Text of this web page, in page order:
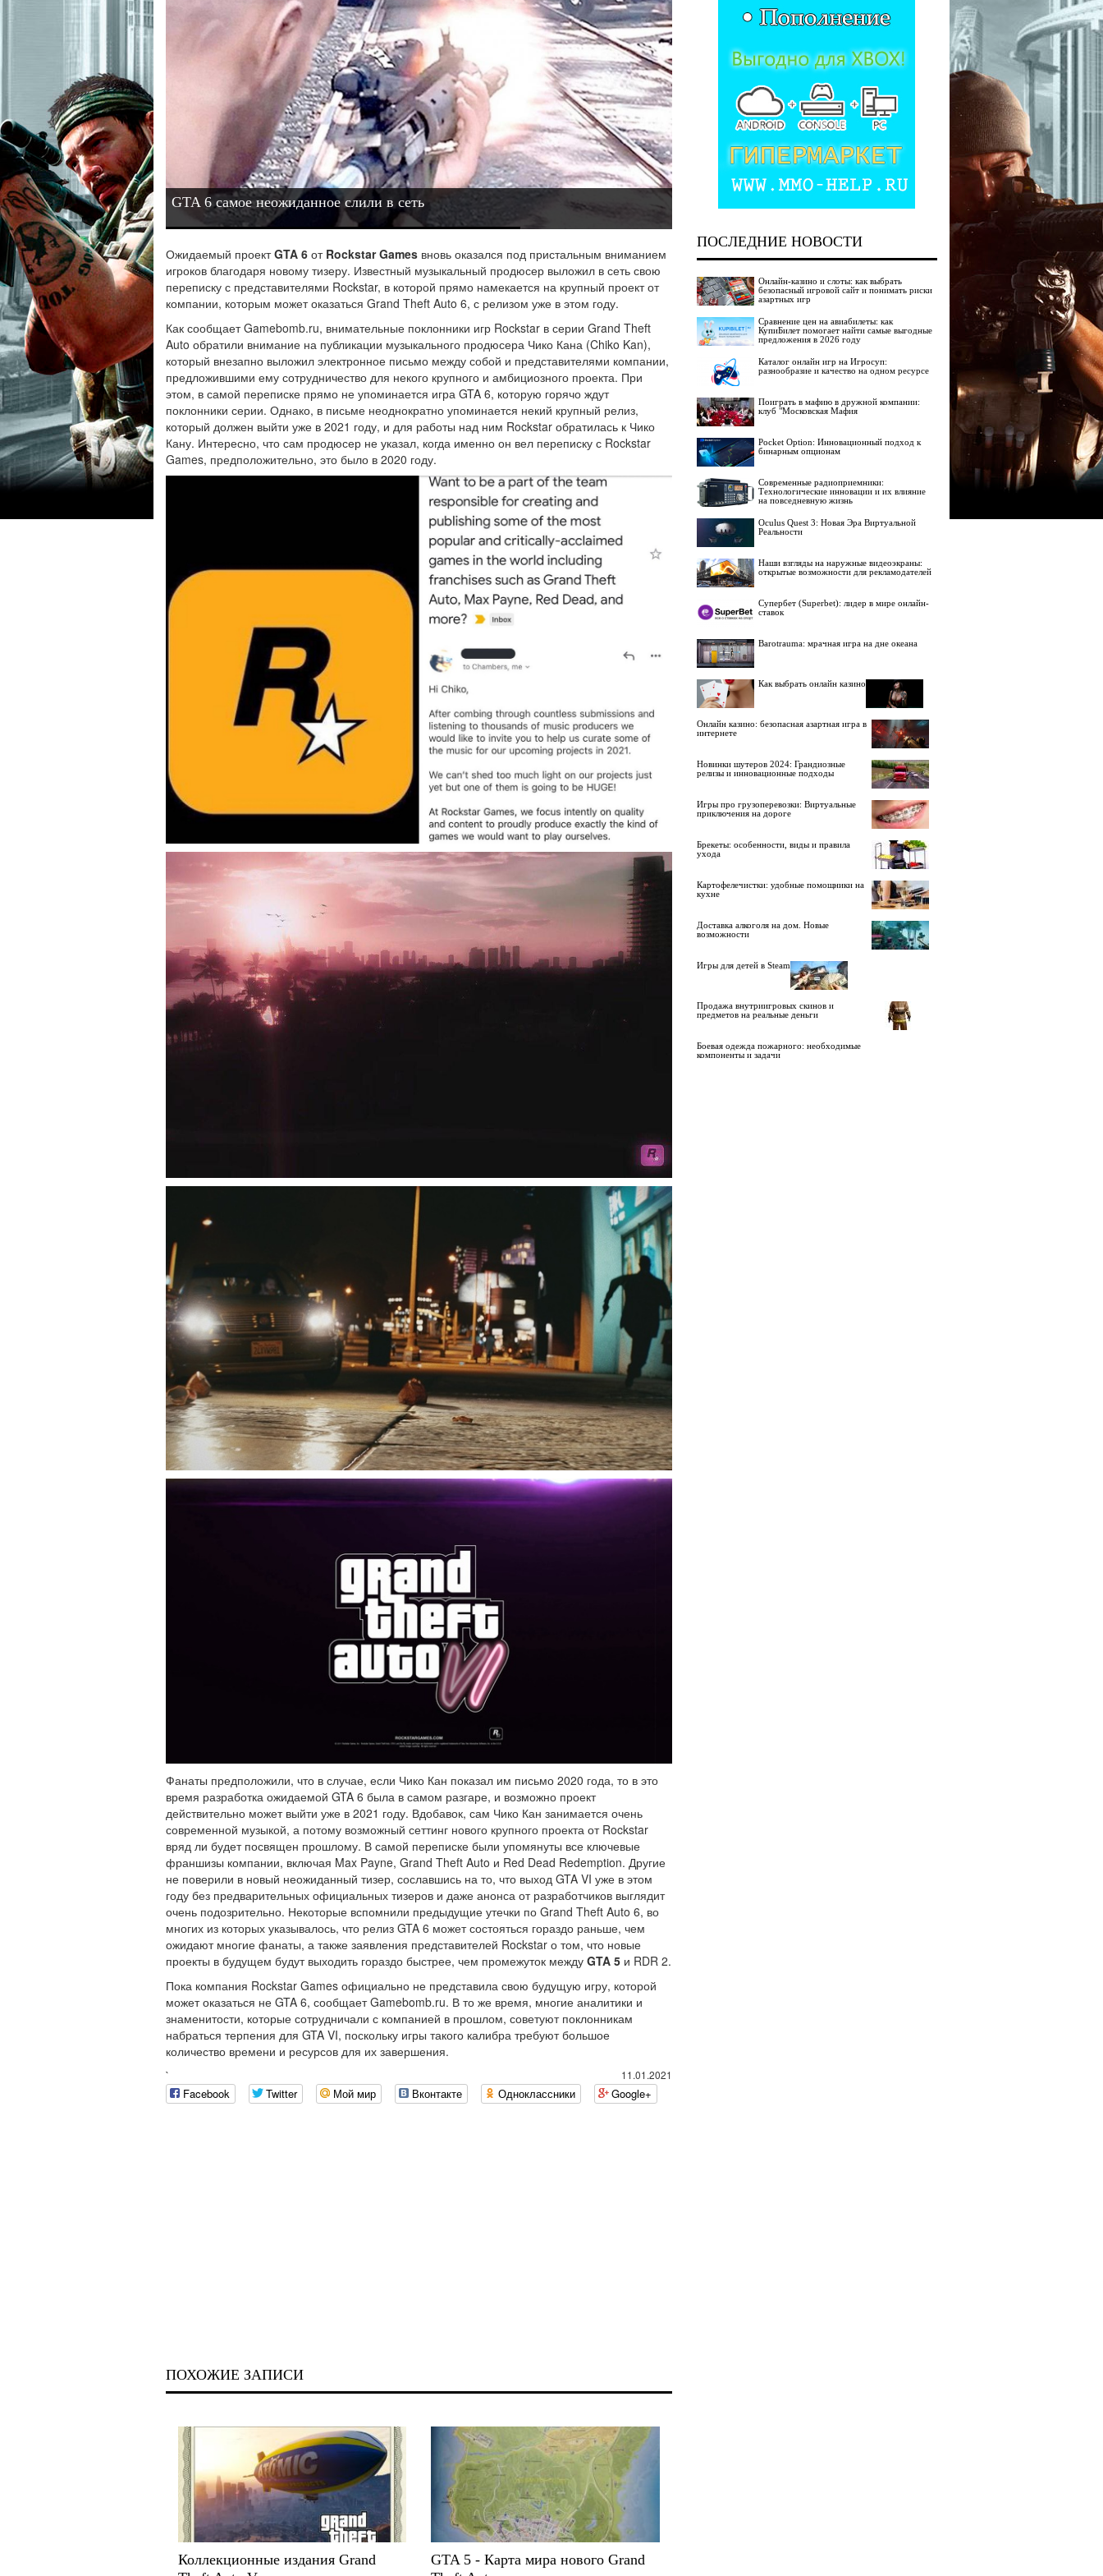
GTA 6 самое неожиданное слили в сеть
Ожидаемый проектGTA 6 от Rockstar Games вновь оказался под пристальным вниманием
игроков благодаря новому тизеру. Известный музыкальный продюсер выложил в сеть свою
переписку с представителями Rockstar, в которой прямо намекается на крупный проект от
компании, которым может оказаться Grand Theft Auto 6, с релизом уже в этом году.
Как сообщает Gamebomb.ru, внимательные поклонники игр Rockstar в серии Grand Theft
Auto обратили внимание на публикации музыкального продюсера Чико Кана (Chiko Kan),
который внезапно выложил электронное письмо между собой и представителями компании,
предложившими ему сотрудничество для некого крупного и амбициозного проекта. При
этом, в самой переписке прямо не упоминается игра GTA 6, которую горячо ждут
поклонники серии. Однако, в письме неоднократно упоминается некий крупный релиз,
который должен выйти уже в 2021 году, и для работы над ним Rockstar обратилась к Чико
Кану. Интересно, что сам продюсер не указал, когда именно он вел переписку с Rockstar
Games, предположительно, это было в 2020 году.
Фанаты предположили, что в случае, если Чико Кан показал им письмо 2020 года, то в это
время разработка ожидаемой GTA 6 была в самом разгаре, и возможно проект
действительно может выйти уже в 2021 году. Вдобавок, сам Чико Кан занимается очень
современной музыкой, а потому возможный сеттинг нового крупного проекта от Rockstar
вряд ли будет посвящен прошлому. В самой переписке были упомянуты все ключевые
франшизы компании, включая Max Payne, Grand Theft Auto и Red Dead Redemption. Другие
не поверили в новый неожиданный тизер, сославшись на то, что выход GTA VI уже в этом
году без предварительных официальных тизеров и даже анонса от разработчиков выглядит
очень подозрительно. Некоторые вспомнили предыдущие утечки по Grand Theft Auto 6, во
многих из которых указывалось, что релиз GTA 6 может состояться гораздо раньше, чем
ожидают многие фанаты, а также заявления представителей Rockstar о том, что новые
проекты в будущем будут выходить гораздо быстрее, чем промежуток между GTA 5 и RDR 2.
Пока компания Rockstar Games официально не представила свою будущую игру, которой
может оказаться не GTA 6, сообщает Gamebomb.ru. В то же время, многие аналитики и
знаменитости, которые сотрудничали с компанией в прошлом, советуют поклонникам
набраться терпения для GTA VI, поскольку игры такого калибра требуют большое
количество времени и ресурсов для их завершения.
11.01.2021
`
Facebook Twitter Мой мир Вконтакте Одноклассники Google+
ПОХОЖИЕ ЗАПИСИ
Коллекционные издания Grand
GTA 5 - Карта мира нового Grand
ПОСЛЕДНИЕ НОВОСТИ
Онлайн-казино и слоты: как выбрать
безопасный игровой сайт и понимать риски
азартных игр
Сравнение цен на авиабилеты: как
КупиБилет помогает найти самые выгодные
предложения в 2026 году
Каталог онлайн игр на Игросуп:
разнообразие и качество на одном ресурсе
Поиграть в мафию в дружной компании:
клуб "Московская Мафия
Pocket Option: Инновационный подход к
бинарным опционам
Современные радиоприемники:
Технологические инновации и их влияние
на повседневную жизнь
Oculus Quest 3: Новая Эра Виртуальной
Реальности
Наши взгляды на наружные видеоэкраны:
открытые возможности для рекламодателей
Супербет (Superbet): лидер в мире онлайн-
ставок
Barotrauma: мрачная игра на дне океана
Как выбрать онлайн казино
Онлайн казино: безопасная азартная игра в
интернете
Новинки шутеров 2024: Грандиозные
релизы и инновационные подходы
Игры про грузоперевозки: Виртуальные
приключения на дороге
Брекеты: особенности, виды и правила
ухода
Картофелечистки: удобные помощники на
кухне
Доставка алкоголя на дом. Новые
возможности
Игры для детей в Steam
Продажа внутриигровых скинов и
предметов на реальные деньги
Боевая одежда пожарного: необходимые
компоненты и задачи